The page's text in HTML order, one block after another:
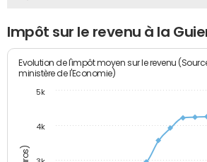
Impôt sur le revenu à la
Evolution de l'impôt moyen sur le revenu
ministère de l'Economie)
4k
5k